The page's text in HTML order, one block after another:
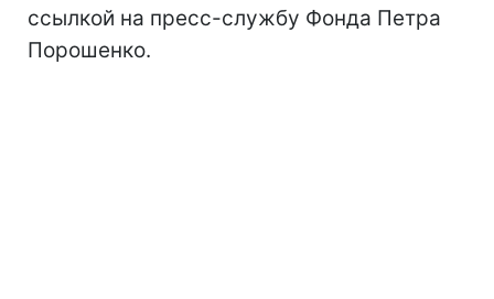
ссылкой на пресс-службу Фонда Петра
Порошенко.